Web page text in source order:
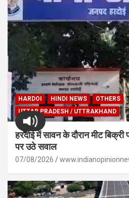
HARDOI HINDI NEWS
OTHERS
UTTAR PRADESH / UTTRAKHAND
हरदोई में सावन के दौरान मीट बिक्री
पर उठे सवाल
07/08/2026